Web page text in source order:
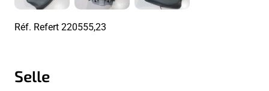
Réf. Refert220555,23
Selle